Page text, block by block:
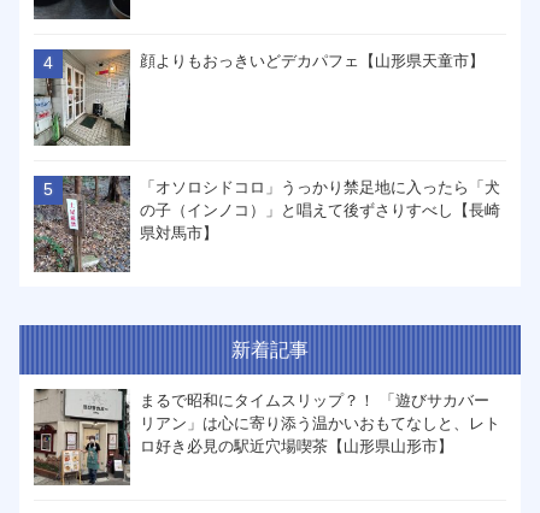
顔よりもおっきいどデカパフェ【山形県天童市】
「オソロシドコロ」うっかり禁足地に入ったら「犬
の子（インノコ）」と唱えて後ずさりすべし【長崎
県対馬市】
新着記事
まるで昭和にタイムスリップ？！ 「遊びサカバー
リアン」は心に寄り添う温かいおもてなしと、レト
ロ好き必見の駅近穴場喫茶【山形県山形市】